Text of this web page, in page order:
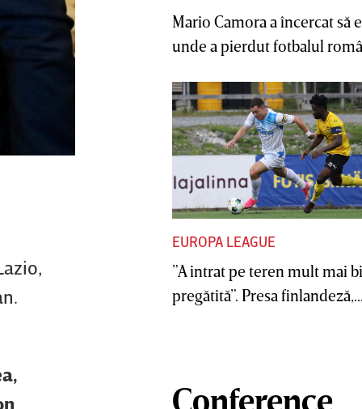
Mario Camora a încercat să
unde a pierdut fotbalul
EUROPA LEAGUE
”A intrat pe teren mult mai
pregătită”. Presa
Conference